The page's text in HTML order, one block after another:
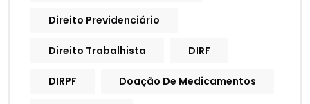
Direito Previdenciário
Direito Trabalhista DIRF
DIRPF Doação De Medicamentos